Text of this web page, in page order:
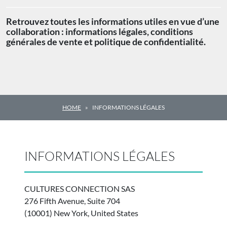
Retrouvez toutes les informations utiles en vue d’une
collaboration : informations légales, conditions
générales de vente et politique de confidentialité.
HOME INFORMATIONS LÉGALES
INFORMATIONS LÉGALES
CULTURES CONNECTION SAS
276 Fifth Avenue, Suite 704
(10001) New York, United States